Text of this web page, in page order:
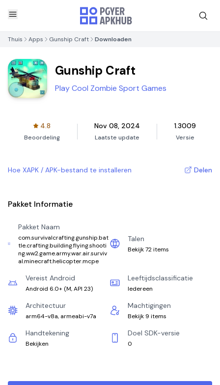
Thuis Apps Gunship Craft Downloaden
Gunship Craft
Play Cool Zombie Sport Games
4.8
Beoordeling
Nov 08, 2024
Laatste update
1.3009
Versie
Hoe XAPK / APK-bestand te installeren Delen
Pakket Informatie
Pakket Naam
com.survivalcrafting.gunship.bat
tle.crafting.building.flying.shooti
ng.ww2.game.army.war.air.surviv
al.minecraft.helicopter.mcpe
Talen
Bekijk 72 items
Vereist Android
Android 6.0+ (M, API 23)
Leeftijdsclassificatie
Iedereen
Architectuur
arm64-v8a, armeabi-v7a
Machtigingen
Bekijk 9 items
Handtekening
Bekijken
Doel SDK-versie
0